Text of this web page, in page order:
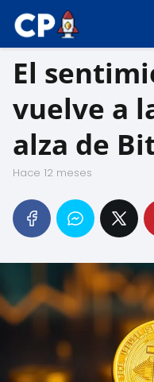
El
vuelve a
alza de
hace 12 meses